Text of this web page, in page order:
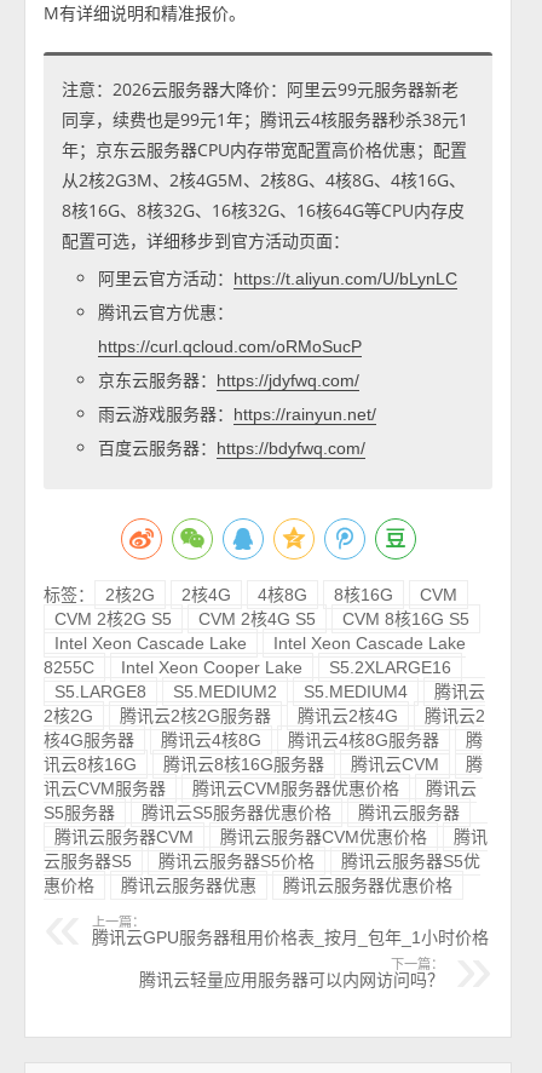
M有详细说明和精准报价。
注意：2026云服务器大降价：阿里云99元服务器新老
同享，续费也是99元1年；腾讯云4核服务器秒杀38元1
年；京东云服务器CPU内存带宽配置高价格优惠；配置
从2核2G3M、2核4G5M、2核8G、4核8G、4核16G、
8核16G、8核32G、16核32G、16核64G等CPU内存皮
配置可选，详细移步到官方活动页面：
阿里云官方活动：
https://t.aliyun.com/U/bLynLC
腾讯云官方优惠：
https://curl.qcloud.com/oRMoSucP
京东云服务器： https://jdyfwq.com/
雨云游戏服务器： https://rainyun.net/
百度云服务器： https://bdyfwq.com/
标签： 2核2G 2核4G 4核8G 8核16G
CVM
CVM 2核2G S5
CVM 2核4G S5
CVM 8核16G S5
Intel Xeon Cascade Lake
Intel Xeon Cascade Lake
8255C
Intel Xeon Cooper Lake
S5.2XLARGE16
S5.LARGE8
S5.MEDIUM2 S5.MEDIUM4
腾讯云
2核2G
腾讯云2核2G服务器 腾讯云2核4G
腾讯云2
核4G服务器
腾讯云4核8G 腾讯云4核8G服务器
腾
讯云8核16G
腾讯云8核16G服务器 腾讯云CVM
腾
讯云CVM服务器
腾讯云CVM服务器优惠价格
腾讯云
S5服务器
腾讯云S5服务器优惠价格
腾讯云服务器
腾讯云服务器CVM
腾讯云服务器CVM优惠价格
腾讯
云服务器S5
腾讯云服务器S5价格
腾讯云服务器S5优
惠价格
腾讯云服务器优惠 腾讯云服务器优惠价格
上一篇：
腾讯云GPU服务器租用价格表_按月_包年_1小时价格
下一篇：
腾讯云轻量应用服务器可以内网访问吗？